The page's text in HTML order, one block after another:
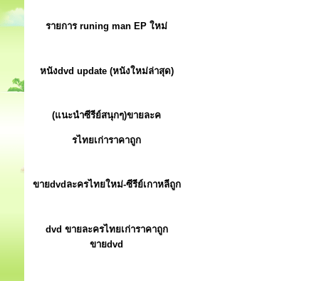
รายการ runing man EP ใหม่
หนังdvd update (หนังใหม่ล่าสุด)
(แนะนำซีรีย์สนุกๆ)ขายละค
รไทยเก่าราคาถูก
ขายdvdละครไทยใหม่-ซีรีย์เกาหลีถูก
dvd ขายละครไทยเก่าราคาถูก
ขายdvd